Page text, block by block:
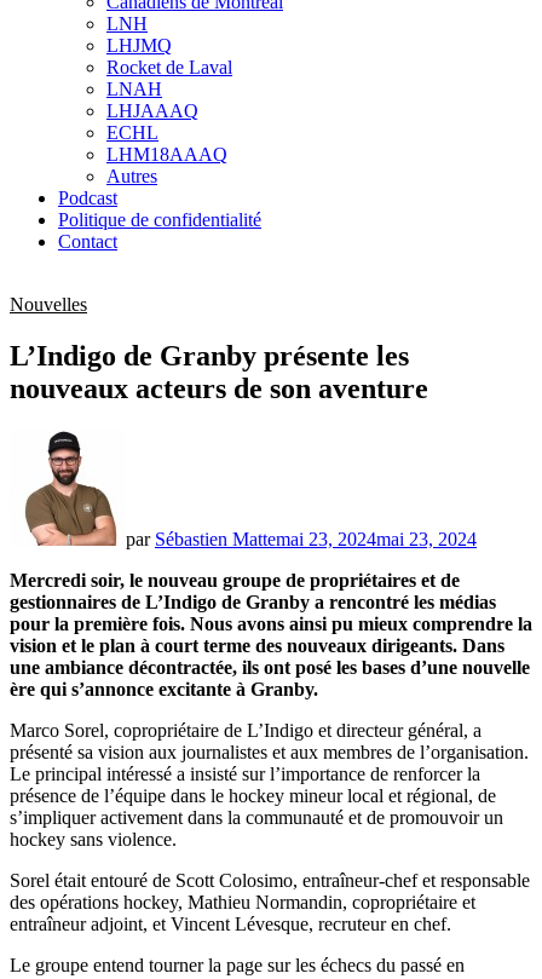
sub
menu
LNH
LHJMQ
Rocket de Laval
LNAH
LHJAAAQ
ECHL
LHM18AAAQ
Autres
Podcast
Politique de confidentialité
Contact
Nouvelles
L’Indigo de Granby présente les
nouveaux acteurs de son aventure
par Sébastien Mattemai 23, 2024mai 23, 2024
Mercredi soir, le nouveau groupe de propriétaires et de
gestionnaires de L’Indigo de Granby a rencontré les médias
pour la première fois. Nous avons ainsi pu mieux comprendre la
vision et le plan à court terme des nouveaux dirigeants. Dans
une ambiance décontractée, ils ont posé les bases d’une nouvelle
ère qui s’annonce excitante à Granby.
Marco Sorel, copropriétaire de L’Indigo et directeur général, a
présenté sa vision aux journalistes et aux membres de l’organisation.
Le principal intéressé a insisté sur l’importance de renforcer la
présence de l’équipe dans le hockey mineur local et régional, de
s’impliquer activement dans la communauté et de promouvoir un
hockey sans violence.
Sorel était entouré de Scott Colosimo, entraîneur-chef et responsable
des opérations hockey, Mathieu Normandin, copropriétaire et
entraîneur adjoint, et Vincent Lévesque, recruteur en chef.
Le groupe entend tourner la page sur les échecs du passé en